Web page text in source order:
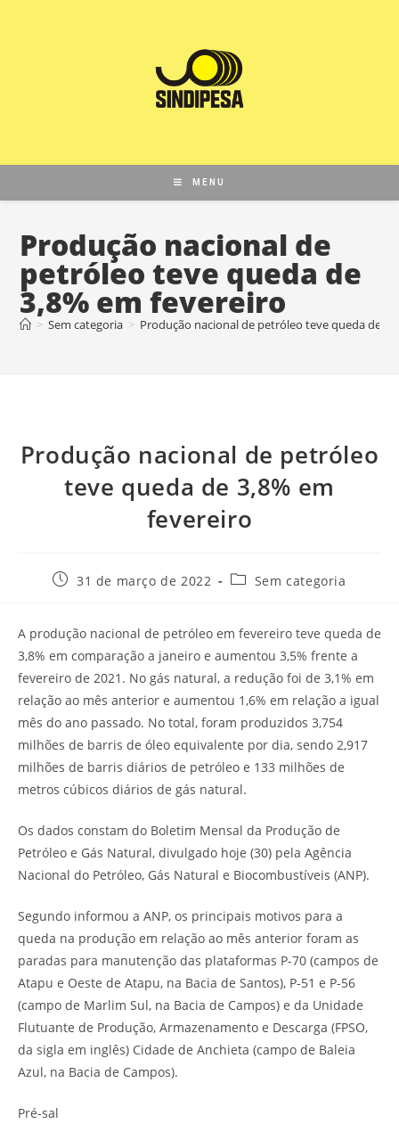
MENU
Produção nacional de
petróleo teve queda de
3,8% em fevereiro
> Sem categoria > Produção nacional de petróleo teve queda de
Produção nacional de petróleo
teve queda de 3,8% em
fevereiro
31 de março de 2022 Sem categoria
A produção nacional de petróleo em fevereiro teve queda de
3,8% em comparação a janeiro e aumentou 3,5% frente a
fevereiro de 2021. No gás natural, a redução foi de 3,1% em
relação ao mês anterior e aumentou 1,6% em relação a igual
mês do ano passado. No total, foram produzidos 3,754
milhões de barris de óleo equivalente por dia, sendo 2,917
milhões de barris diários de petróleo e 133 milhões de
metros cúbicos diários de gás natural.
Os dados constam do Boletim Mensal da Produção de
Petróleo e Gás Natural, divulgado hoje (30) pela Agência
Nacional do Petróleo, Gás Natural e Biocombustíveis (ANP).
Segundo informou a ANP, os principais motivos para a
queda na produção em relação ao mês anterior foram as
paradas para manutenção das plataformas P-70 (campos de
Atapu e Oeste de Atapu, na Bacia de Santos), P-51 e P-56
(campo de Marlim Sul, na Bacia de Campos) e da Unidade
Flutuante de Produção, Armazenamento e Descarga (FPSO,
da sigla em inglês) Cidade de Anchieta (campo de Baleia
Azul, na Bacia de Campos).
Pré-sal